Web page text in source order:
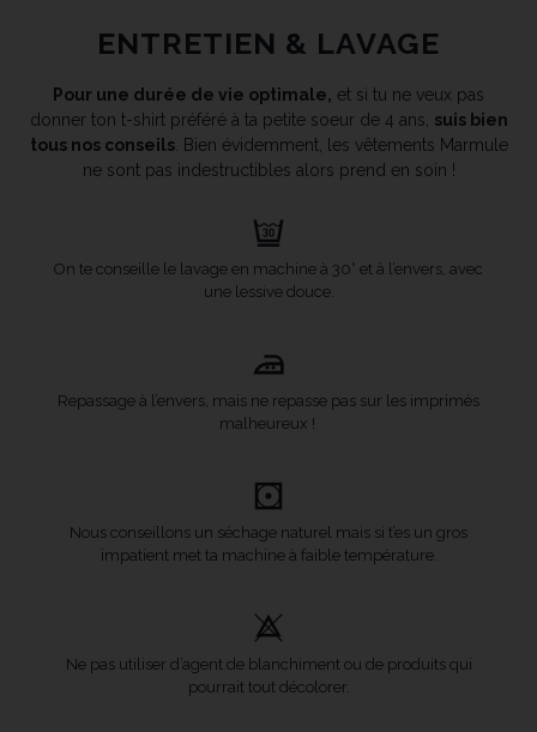
ENTRETIEN & LAVAGE
Pour une durée de vie optimale, et si tu ne veux pas
donner ton t-shirt préféré à ta petite soeur de 4 ans, suis bien
tous nos conseils. Bien évidemment, les vêtements Marmule
ne sont pas indestructibles alors prend en soin !
On te conseille le lavage en machine à 30° et à l’envers, avec
une lessive douce.
Repassage à l’envers, mais ne repasse pas sur les imprimés
malheureux !
Nous conseillons un séchage naturel mais si t’es un gros
impatient met ta machine à faible température.
Ne pas utiliser d’agent de blanchiment ou de produits qui
pourrait tout décolorer.